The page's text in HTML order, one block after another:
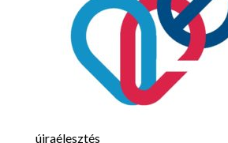
újraélesztés